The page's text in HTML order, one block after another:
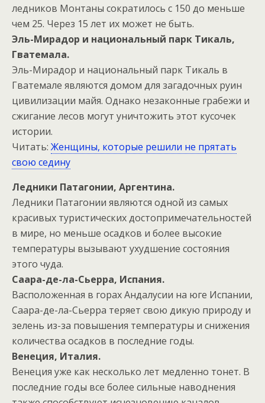
ледников Монтаны сократилось с 150 до меньше
чем 25. Через 15 лет их может не быть.
Эль-Мирадор и национальный парк Тикаль,
Гватемала.
Эль-Мирадор и национальный парк Тикаль в
Гватемале являются домом для загадочных руин
цивилизации майя. Однако незаконные грабежи и
сжигание лесов могут уничтожить этот кусочек
истории.
Читать: Женщины, которые решили не прятать
свою седину
Ледники Патагонии, Аргентина.
Ледники Патагонии являются одной из самых
красивых туристических достопримечательностей
в мире, но меньше осадков и более высокие
температуры вызывают ухудшение состояния
этого чуда.
Саара-де-ла-Сьерра, Испания.
Васположенная в горах Андалусии на юге Испании,
Саара-де-ла-Сьерра теряет свою дикую природу и
зелень из-за повышения температуры и снижения
количества осадков в последние годы.
Венеция, Италия.
Венеция уже как несколько лет медленно тонет. В
последние годы все более сильные наводнения